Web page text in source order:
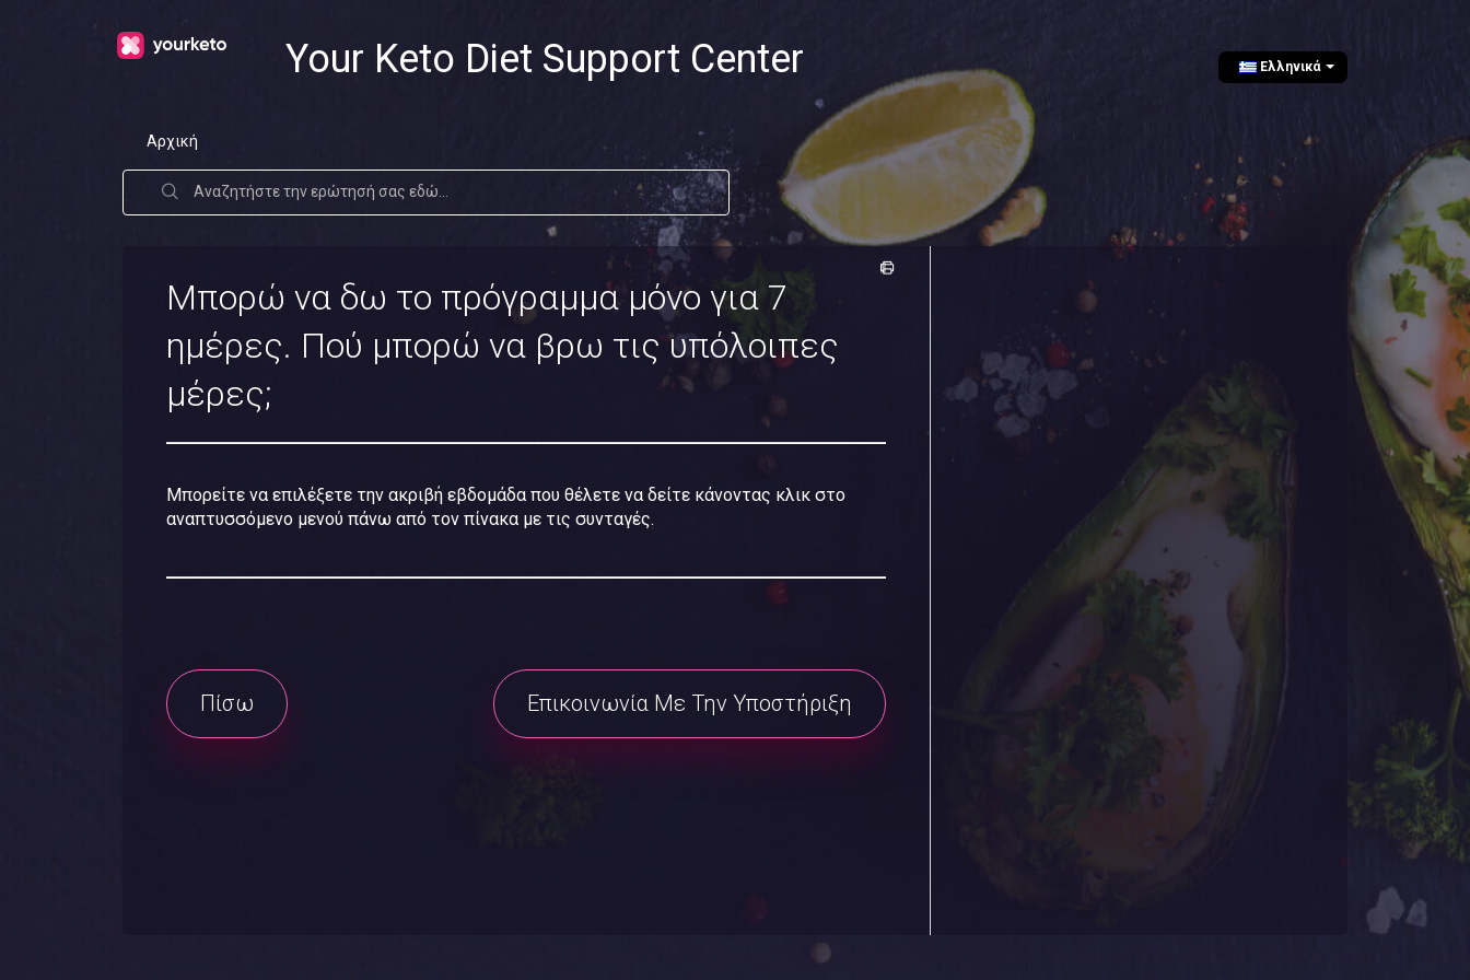
Your Keto Diet Support Center Ελληνικά
Αρχική
Μπορώ να δω το πρόγραμμα μόνο για 7
ημέρες. Πού μπορώ να βρω τις υπόλοιπες
μέρες;
Μπορείτε να επιλέξετε την ακριβή εβδομάδα που θέλετε να δείτε κάνοντας κλικ στο
αναπτυσσόμενο μενού πάνω από τον πίνακα με τις συνταγές.
Πίσω Επικοινωνία Με Την Υποστήριξη